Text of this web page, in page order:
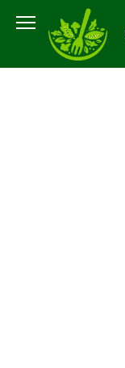
контенту